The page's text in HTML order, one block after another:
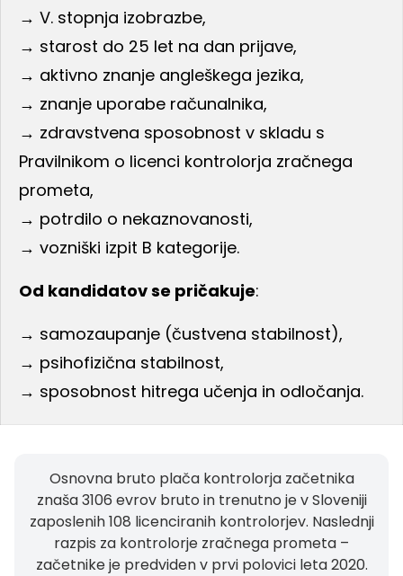
→ V. stopnja izobrazbe,
→ starost do 25 let na dan prijave,
→ aktivno znanje angleškega jezika,
→ znanje uporabe računalnika,
→ zdravstvena sposobnost v skladu s
Pravilnikom o licenci kontrolorja zračnega
prometa,
→ potrdilo o nekaznovanosti,
→ vozniški izpit B kategorije.
Od kandidatov se pričakuje:
→ samozaupanje (čustvena stabilnost),
→ psihofizična stabilnost,
→ sposobnost hitrega učenja in odločanja.
Osnovna bruto plača kontrolorja začetnika
znaša 3106 evrov bruto in trenutno je v Sloveniji
zaposlenih 108 licenciranih kontrolorjev. Naslednji
razpis za kontrolorje zračnega prometa –
začetnike je predviden v prvi polovici leta 2020.